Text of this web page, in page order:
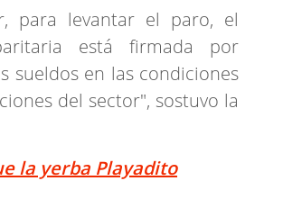
para levantar el paro, el
está firmada por
sueldos en las condiciones
del sector", sostuvo la
la yerba Playadito